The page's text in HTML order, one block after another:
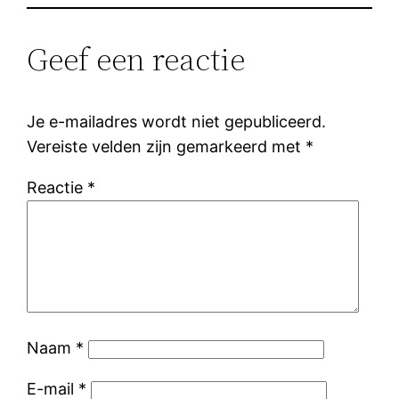
Geef een reactie
Je e-mailadres wordt niet gepubliceerd.
Vereiste velden zijn gemarkeerd met *
Reactie *
Naam *
E-mail *